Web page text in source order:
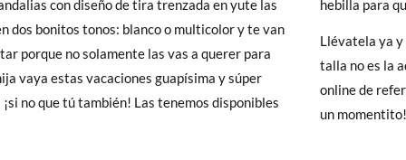
con diseño de tira trenzada en yute las
dos bonitos tonos: blanco o multicolor y te van
porque no solamente las vas a querer para
vaya estas vacaciones guapísima y súper
¡si no que tú también! Las tenemos disponibles
hebilla para
Llévatela ya y
talla no es la
online de
un momentito!
si cuando te lleguen no te valen, sólo tienes que entrar en la sección
la petición de cambio. Nuestro equipo Atención al Cliente
recogeremos la primera, sin gastos, en unos pocos días!
de que no quieras Cambio sino Devolución, también serán